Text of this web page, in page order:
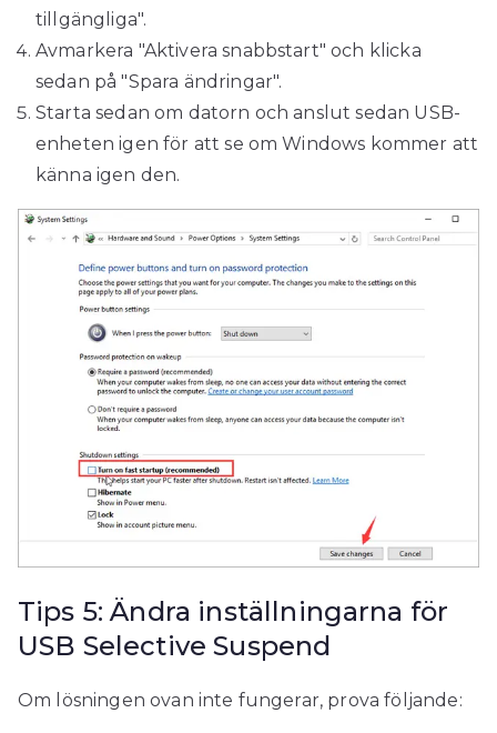
tillgängliga".
Avmarkera "Aktivera snabbstart" och klicka
sedan på "Spara ändringar".
Starta sedan om datorn och anslut sedan USB-
enheten igen för att se om Windows kommer att
känna igen den.
Tips 5: Ändra inställningarna för
USB Selective Suspend
Om lösningen ovan inte fungerar, prova följande: